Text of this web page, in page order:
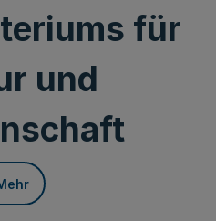
für
und